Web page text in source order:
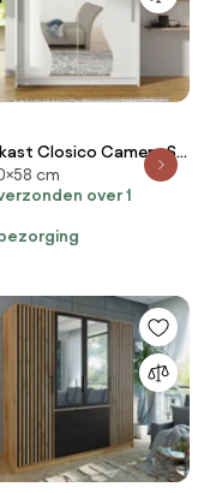
Closico Camera S,
117 kg,
deuren: Schuivend,
5, Aantal
cm
over 1